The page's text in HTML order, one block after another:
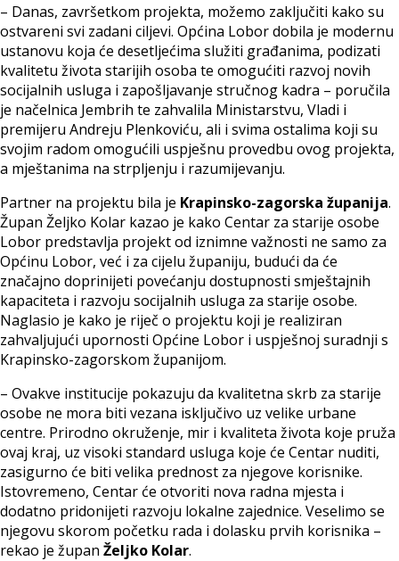
– Danas, završetkom projekta, možemo zaključiti kako su
ostvareni svi zadani ciljevi. Općina Lobor dobila je modernu
ustanovu koja će desetljećima služiti građanima, podizati
kvalitetu života starijih osoba te omogućiti razvoj novih
socijalnih usluga i zapošljavanje stručnog kadra – poručila
je načelnica Jembrih te zahvalila Ministarstvu, Vladi i
premijeru Andreju Plenkoviću, ali i svima ostalima koji su
svojim radom omogućili uspješnu provedbu ovog projekta,
a mještanima na strpljenju i razumijevanju.
Partner na projektu bila je Krapinsko-zagorska županija.
Župan Željko Kolar kazao je kako Centar za starije osobe
Lobor predstavlja projekt od iznimne važnosti ne samo za
Općinu Lobor, već i za cijelu županiju, budući da će
značajno doprinijeti povećanju dostupnosti smještajnih
kapaciteta i razvoju socijalnih usluga za starije osobe.
Naglasio je kako je riječ o projektu koji je realiziran
zahvaljujući upornosti Općine Lobor i uspješnoj suradnji s
Krapinsko-zagorskom županijom.
– Ovakve institucije pokazuju da kvalitetna skrb za starije
osobe ne mora biti vezana isključivo uz velike urbane
centre. Prirodno okruženje, mir i kvaliteta života koje pruža
ovaj kraj, uz visoki standard usluga koje će Centar nuditi,
zasigurno će biti velika prednost za njegove korisnike.
Istovremeno, Centar će otvoriti nova radna mjesta i
dodatno pridonijeti razvoju lokalne zajednice. Veselimo se
njegovu skorom početku rada i dolasku prvih korisnika –
rekao je župan Željko Kolar.